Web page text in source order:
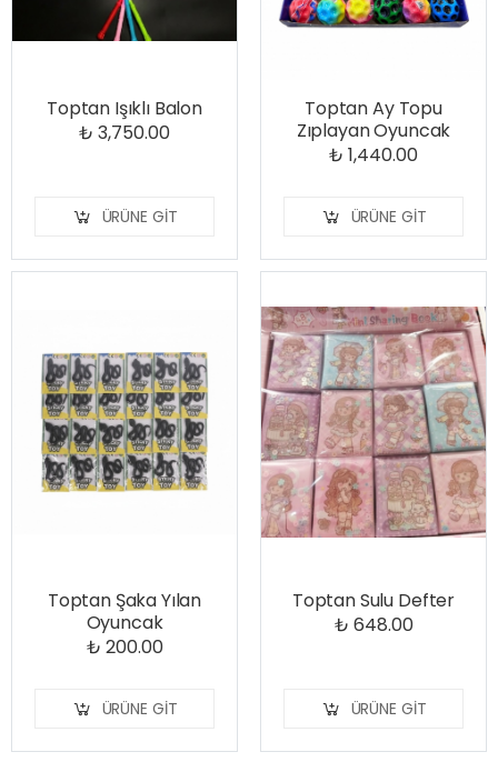
Toptan Işıklı Balon
₺ 3,750.00
ÜRÜNE GIT
Toptan Ay Topu
Zıplayan Oyuncak
₺ 1,440.00
ÜRÜNE GIT
Toptan Şaka Yılan
Oyuncak
₺ 200.00
ÜRÜNE GIT
Toptan Sulu Defter
₺ 648.00
ÜRÜNE GIT